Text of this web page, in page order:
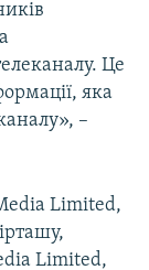
Це
яка
–
Limited,
Limited,